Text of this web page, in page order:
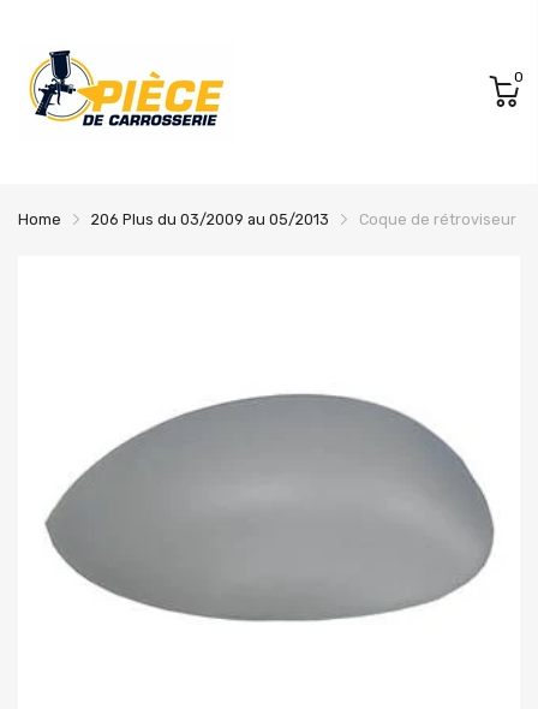
0
Home 206 Plus du 03/2009 au 05/2013 Coque de rétroviseur